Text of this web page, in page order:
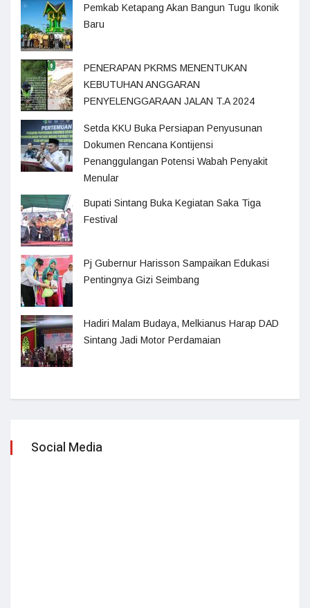
Pemkab Ketapang Akan Bangun Tugu Ikonik
Baru
PENERAPAN PKRMS MENENTUKAN
KEBUTUHAN ANGGARAN
PENYELENGGARAAN JALAN T.A 2024
Setda KKU Buka Persiapan Penyusunan
Dokumen Rencana Kontijensi
Penanggulangan Potensi Wabah Penyakit
Menular
Bupati Sintang Buka Kegiatan Saka Tiga
Festival
Pj Gubernur Harisson Sampaikan Edukasi
Pentingnya Gizi Seimbang
Hadiri Malam Budaya, Melkianus Harap DAD
Sintang Jadi Motor Perdamaian
Social Media